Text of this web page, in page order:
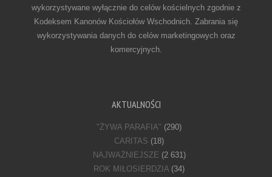
wykorzystywane wyłącznie do celów kościelnych zgodnie z
Kodeksem Kanonów Kościołów Wschodnich. Zabrania się
wykorzystywania danych do celów marketingowych oraz
komercyjnych.
AKTUALNOŚCI
"ŻYWA PARAFIA" (290)
CARITAS (18)
NAJWAŻNIEJSZE (2 631)
ROK MIŁOSIERDZIA(34)